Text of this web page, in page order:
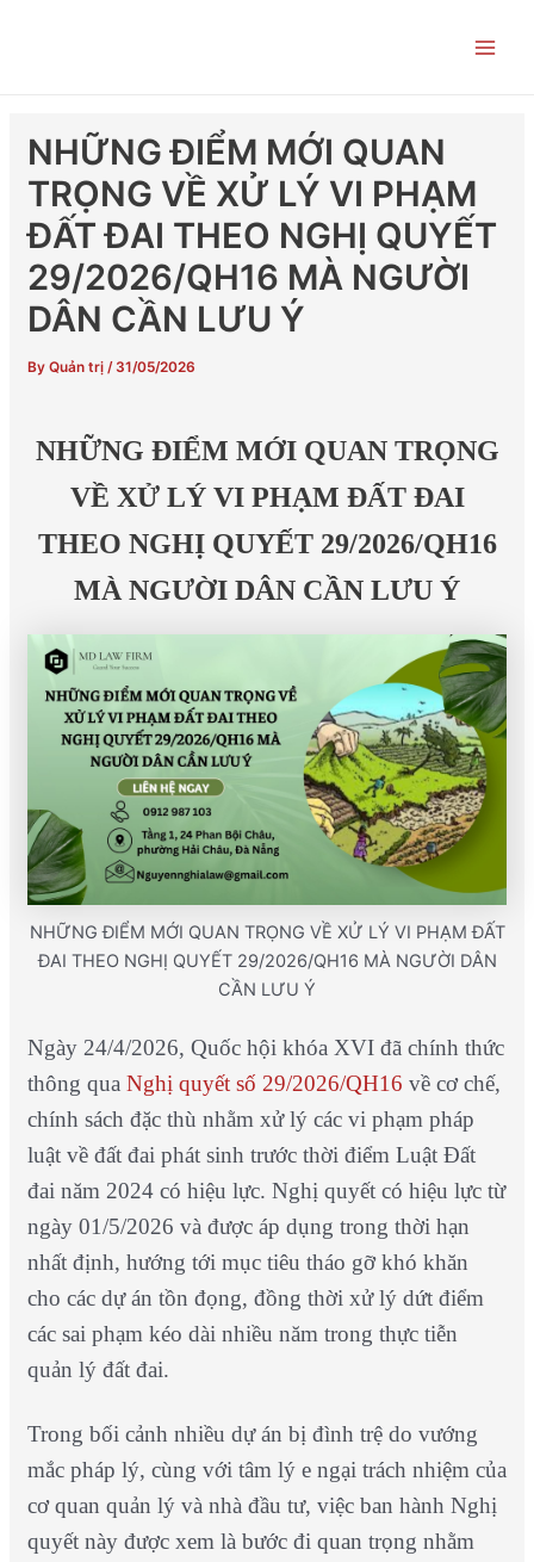
NHỮNG ĐIỂM MỚI QUAN
TRỌNG VỀ XỬ LÝ VI PHẠM
ĐẤT ĐAI THEO NGHỊ QUYẾT
29/2026/QH16 MÀ NGƯỜI
DÂN CẦN LƯU Ý
By Quản trị / 31/05/2026
NHỮNG ĐIỂM MỚI QUAN TRỌNG
VỀ XỬ LÝ VI PHẠM ĐẤT ĐAI
THEO NGHỊ QUYẾT 29/2026/QH16
MÀ NGƯỜI DÂN CẦN LƯU Ý
NHỮNG ĐIỂM MỚI QUAN TRỌNG VỀ XỬ LÝ VI PHẠM ĐẤT
ĐAI THEO NGHỊ QUYẾT 29/2026/QH16 MÀ NGƯỜI DÂN
CẦN LƯU Ý
Ngày 24/4/2026, Quốc hội khóa XVI đã chính thức
thông qua Nghị quyết số 29/2026/QH16 về cơ chế,
chính sách đặc thù nhằm xử lý các vi phạm pháp
luật về đất đai phát sinh trước thời điểm Luật Đất
đai năm 2024 có hiệu lực. Nghị quyết có hiệu lực từ
ngày 01/5/2026 và được áp dụng trong thời hạn
nhất định, hướng tới mục tiêu tháo gỡ khó khăn
cho các dự án tồn đọng, đồng thời xử lý dứt điểm
các sai phạm kéo dài nhiều năm trong thực tiễn
quản lý đất đai.
Trong bối cảnh nhiều dự án bị đình trệ do vướng
mắc pháp lý, cùng với tâm lý e ngại trách nhiệm của
cơ quan quản lý và nhà đầu tư, việc ban hành Nghị
quyết này được xem là bước đi quan trọng nhằm